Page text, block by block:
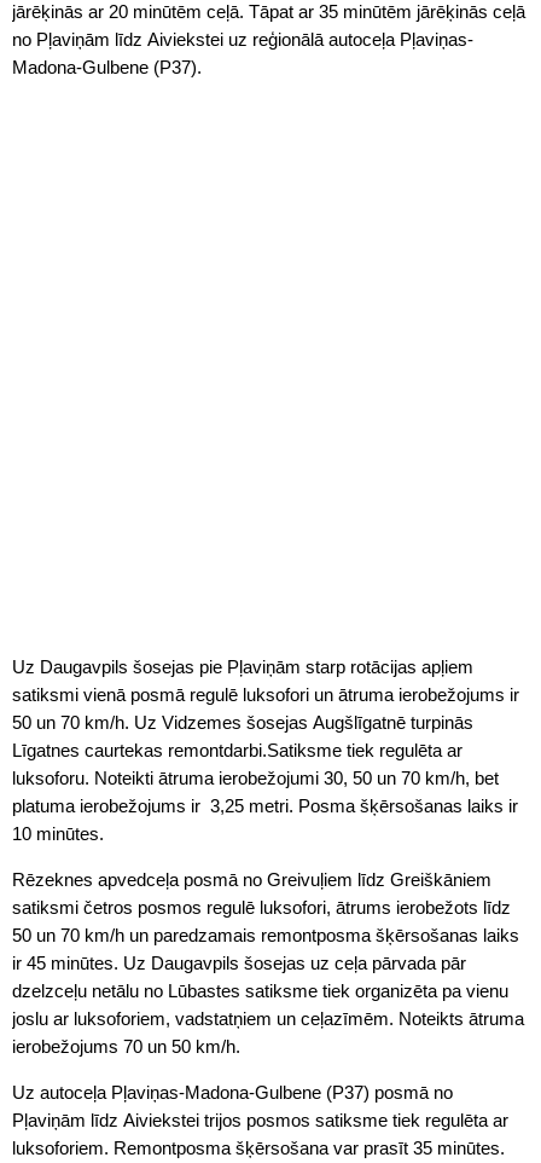
jārēķinās ar 20 minūtēm ceļā. Tāpat ar 35 minūtēm jārēķinās ceļā
no Pļaviņām līdz Aiviekstei uz reģionālā autoceļa Pļaviņas-
Madona-Gulbene (P37).
Uz Daugavpils šosejas pie Pļaviņām starp rotācijas apļiem
satiksmi vienā posmā regulē luksofori un ātruma ierobežojums ir
50 un 70 km/h. Uz Vidzemes šosejas Augšlīgatnē turpinās
Līgatnes caurtekas remontdarbi.Satiksme tiek regulēta ar
luksoforu. Noteikti ātruma ierobežojumi 30, 50 un 70 km/h, bet
platuma ierobežojums ir 3,25 metri. Posma šķērsošanas laiks ir
10 minūtes.
Rēzeknes apvedceļa posmā no Greivuļiem līdz Greiškāniem
satiksmi četros posmos regulē luksofori, ātrums ierobežots līdz
50 un 70 km/h un paredzamais remontposma šķērsošanas laiks
ir 45 minūtes. Uz Daugavpils šosejas uz ceļa pārvada pār
dzelzceļu netālu no Lūbastes satiksme tiek organizēta pa vienu
joslu ar luksoforiem, vadstatņiem un ceļazīmēm. Noteikts ātruma
ierobežojums 70 un 50 km/h.
Uz autoceļa Pļaviņas-Madona-Gulbene (P37) posmā no
Pļaviņām līdz Aiviekstei trijos posmos satiksme tiek regulēta ar
luksoforiem. Remontposma šķērsošana var prasīt 35 minūtes.